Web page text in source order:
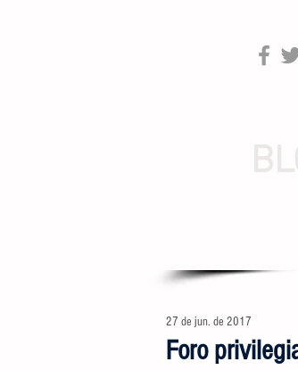
Foro
27 de jun. de 2017